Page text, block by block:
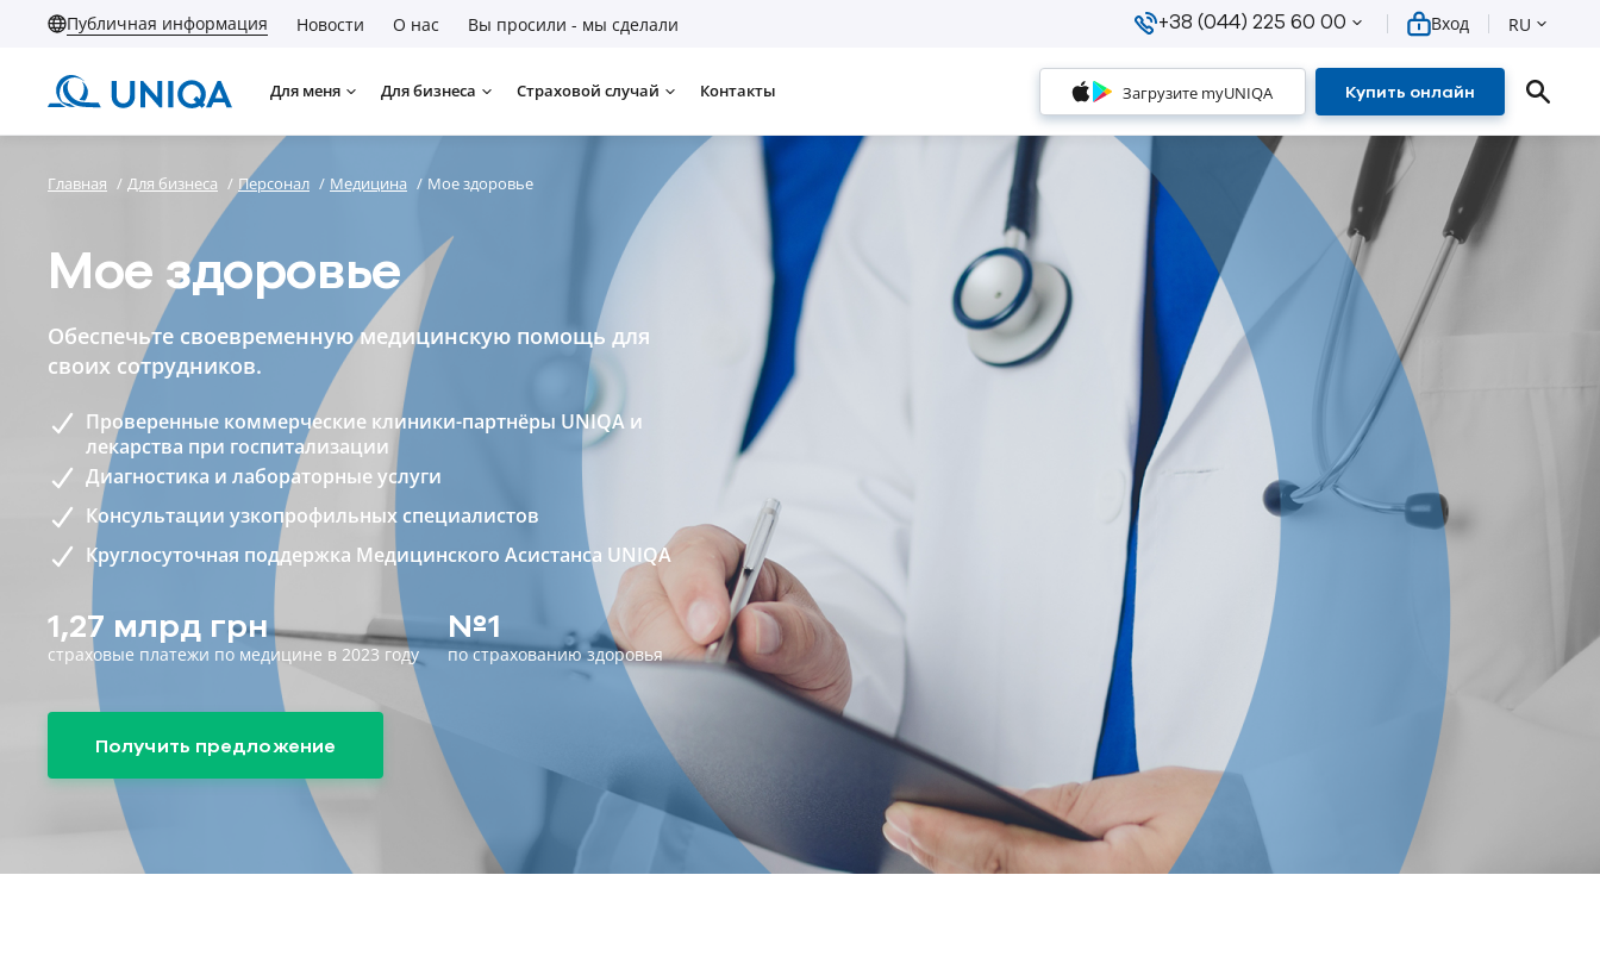
Публичная информация Новости О нас Вы просили - мы сделали +38 (044) 225 60 00 Вход RU
Для меня Для бизнеса Страховой случай Контакты Загрузите myUNIQA Купить онлайн
Главная / Для бизнеса / Персонал / Медицина / Мое здоровье
Мое здоровье
Обеспечьте своевременную медицинскую помощь для
своих сотрудников.
Проверенные коммерческие клиники-партнёры UNIQA и
лекарства при госпитализации
Диагностика и лабораторные услуги
Консультации узкопрофильных специалистов
Круглосуточная поддержка Медицинского Асистанса UNIQA
1,27 млрд грн
страховые платежи по медицине в 2023 году
№1
по страхованию здоровья
Получить предложение